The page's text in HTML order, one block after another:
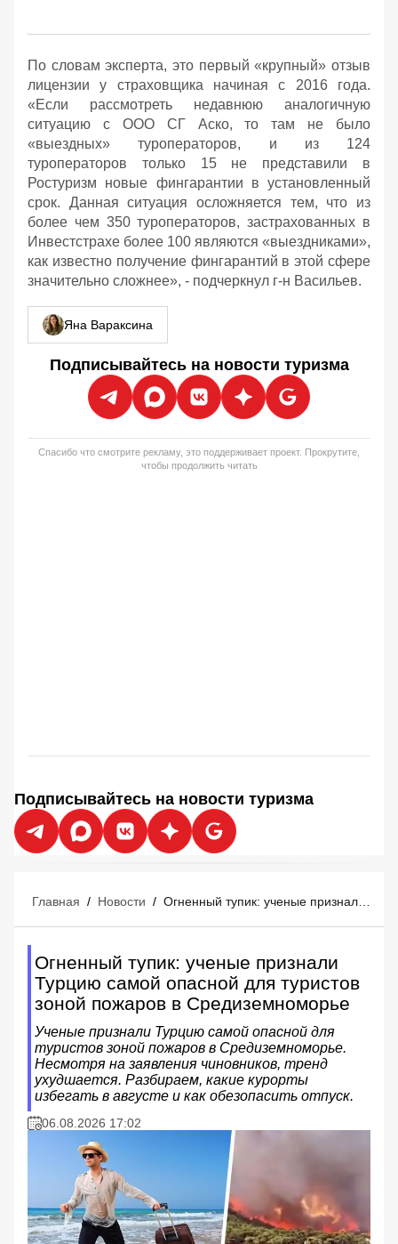
По словам эксперта, это первый «крупный» отзыв
лицензии у страховщика начиная с 2016 года.
«Если рассмотреть недавнюю аналогичную
ситуацию с ООО СГ Аско, то там не было
«выездных» туроператоров, и из 124
туроператоров только 15 не представили в
Ростуризм новые фингарантии в установленный
срок. Данная ситуация осложняется тем, что из
более чем 350 туроператоров, застрахованных в
Инвестстрахе более 100 являются «выездниками»,
как известно получение фингарантий в этой сфере
значительно сложнее», - подчеркнул г-н Васильев.
Яна Вараксина
Подписывайтесь на новости туризма
Спасибо что смотрите рекламу, это поддерживает проект. Прокрутите,
чтобы продолжить читать
Подписывайтесь на новости туризма
Главная / Новости /
Огненный тупик: ученые признали
Турцию самой опасной для туристов
зоной пожаров в Средиземноморье
Ученые признали Турцию самой опасной для
туристов зоной пожаров в Средиземноморье.
Несмотря на заявления чиновников, тренд
ухудшается. Разбираем, какие курорты
избегать в августе и как обезопасить отпуск.
06.08.2026 17:02